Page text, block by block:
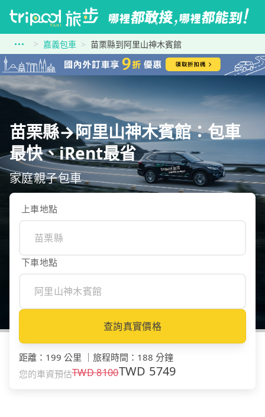
嘉義包車 苗栗縣到阿里山神木賓館
苗栗縣→阿里山神木賓館：包車
最快、iRent最省
家庭親子包車
上車地點
下車地點
查詢真實價格
距離 ： 199 公里 旅程時間 ： 188 分鐘
您的車資預估TWD8100TWD 5749